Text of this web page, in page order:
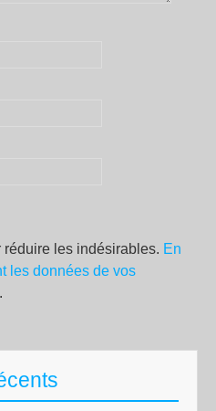
les indésirables. En
les données de vos
.